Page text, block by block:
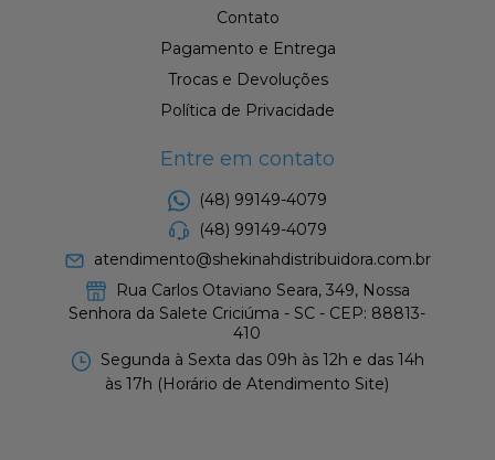
Contato
Pagamento e Entrega
Trocas e Devoluções
Política de Privacidade
Entre em contato
(48) 99149-4079
(48) 99149-4079
atendimento@shekinahdistribuidora.com.br
Rua Carlos Otaviano Seara, 349, Nossa
Senhora da Salete Criciúma - SC - CEP: 88813-
410
Segunda à Sexta das 09h às 12h e das 14h
às 17h (Horário de Atendimento Site)